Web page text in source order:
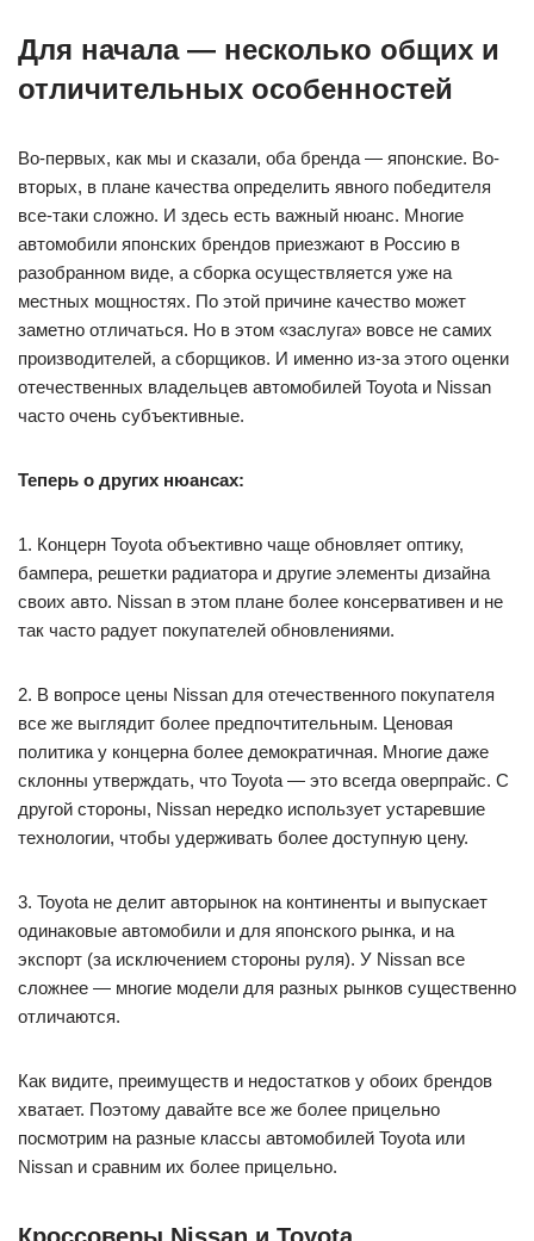
Для начала — несколько общих и
отличительных особенностей
Во-первых, как мы и сказали, оба бренда — японские. Во-
вторых, в плане качества определить явного победителя
все-таки сложно. И здесь есть важный нюанс. Многие
автомобили японских брендов приезжают в Россию в
разобранном виде, а сборка осуществляется уже на
местных мощностях. По этой причине качество может
заметно отличаться. Но в этом «заслуга» вовсе не самих
производителей, а сборщиков. И именно из-за этого оценки
отечественных владельцев автомобилей Toyota и Nissan
часто очень субъективные.
Теперь о других нюансах:
1. Концерн Toyota объективно чаще обновляет оптику,
бампера, решетки радиатора и другие элементы дизайна
своих авто. Nissan в этом плане более консервативен и не
так часто радует покупателей обновлениями.
2. В вопросе цены Nissan для отечественного покупателя
все же выглядит более предпочтительным. Ценовая
политика у концерна более демократичная. Многие даже
склонны утверждать, что Toyota — это всегда оверпрайс. С
другой стороны, Nissan нередко использует устаревшие
технологии, чтобы удерживать более доступную цену.
3. Toyota не делит авторынок на континенты и выпускает
одинаковые автомобили и для японского рынка, и на
экспорт (за исключением стороны руля). У Nissan все
сложнее — многие модели для разных рынков существенно
отличаются.
Как видите, преимуществ и недостатков у обоих брендов
хватает. Поэтому давайте все же более прицельно
посмотрим на разные классы автомобилей Toyota или
Nissan и сравним их более прицельно.